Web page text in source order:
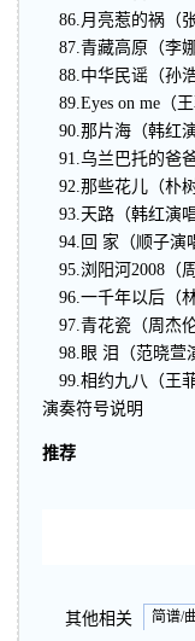
86.月亮惹的祸（张
87.青藏高原（李娜
88.中华民谣（孙浩
89.Eyes on me（王
90.那片海（韩红演
91.乌兰巴托的爸
92.那些花儿（朴树
93.天路（韩红演唱
94.回 家（顺子演
95.浏阳河2008（
96.一千年以后（
97.青花瓷（周杰伦
98.眼 泪（范晓萱
99.相约九八（王
演奏符号说明
推荐
其他相关 简谱/